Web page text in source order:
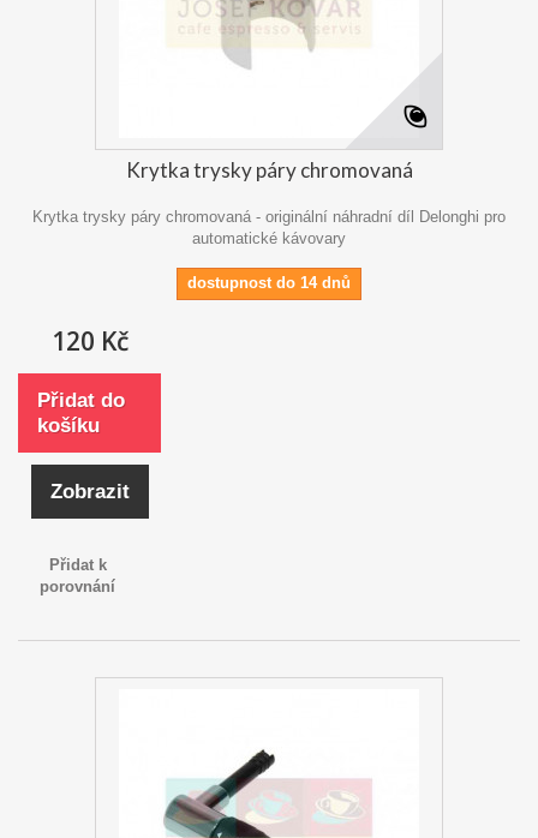
Krytka trysky páry chromovaná
Krytka trysky páry chromovaná - originální náhradní díl Delonghi pro
automatické kávovary
dostupnost do 14 dnů
120 Kč
Přidat do
košíku
Zobrazit
Přidat k
porovnání